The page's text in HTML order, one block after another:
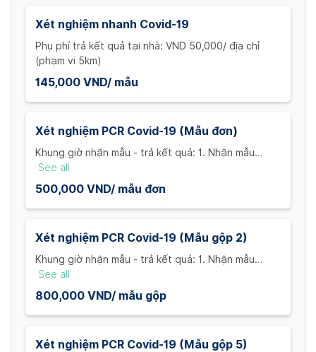
Xét nghiệm nhanh Covid-19
Phụ phí trả kết quả tại nhà: VND 50,000/ địa chỉ
(phạm vi 5km)
145,000 VND/ mẫu
Xét nghiệm PCR Covid-19 (Mẫu đơn)
Khung giờ nhận mẫu - trả kết quả: 1. Nhận mẫu
trước 10h00 - trả kết quả vào 20h00 cùng ngày 2.
Nhận mẫu trước 14h30 - trả kết quả vào 11h00 hôm
sau 3. Nhận mẫu trước 21h00 - trả kết quả vào
14h00 hôm sau Phụ phí trả kết quả tại nhà: VND
See all
500,000 VND/ mẫu đơn
Xét nghiệm PCR Covid-19 (Mẫu gộp 2)
Khung giờ nhận mẫu - trả kết quả: 1. Nhận mẫu
trước 10h00 - trả kết quả vào 20h00 cùng ngày 2.
Nhận mẫu trước 14h30 - trả kết quả vào 11h00 hôm
sau 3. Nhận mẫu trước 21h00 - trả kết quả vào
14h00 hôm sau Phụ phí trả kết quả tại nhà: VND
See all
800,000 VND/ mẫu gộp
Xét nghiệm PCR Covid-19 (Mẫu gộp 5)